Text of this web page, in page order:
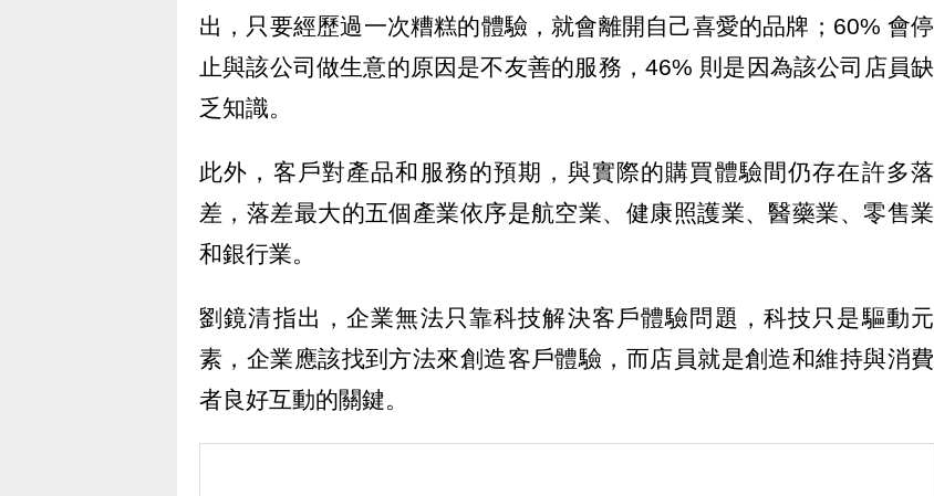
出，只要經歷過一次糟糕的體驗，就會離開自己喜愛的品牌；60% 會停
止與該公司做生意的原因是不友善的服務，46% 則是因為該公司店員缺
乏知識。
此外，客戶對產品和服務的預期，與實際的購買體驗間仍存在許多落
差，落差最大的五個產業依序是航空業、健康照護業、醫藥業、零售業
和銀行業。
劉鏡清指出，企業無法只靠科技解決客戶體驗問題，科技只是驅動元
素，企業應該找到方法來創造客戶體驗，而店員就是創造和維持與消費
者良好互動的關鍵。